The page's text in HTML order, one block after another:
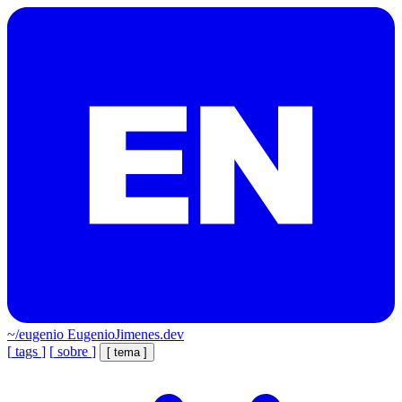
~/eugenio EugenioJimenes.dev
[ tags ] [ sobre ] [ tema ]